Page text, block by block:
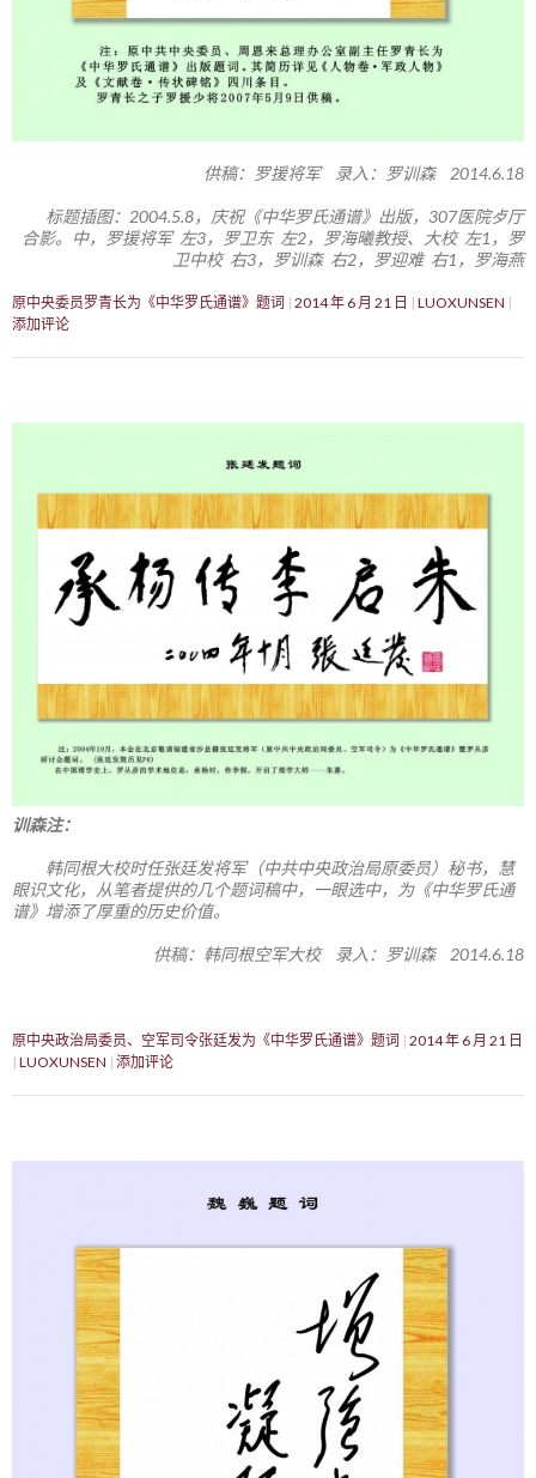
供稿：罗援将军 录入：罗训森 2014.6.18
标题插图：2004.5.8，庆祝《中华罗氏通谱》出版，307医院歺厅
合影。中，罗援将军 左3，罗卫东 左2，罗海曦教授、大校 左1，罗
卫中校 右3，罗训森 右2，罗迎难 右1，罗海燕
原中央委员罗青长为《中华罗氏通谱》题词 2014 年 6 月 21 日
LUOXUNSEN
添加评论
训森注：
韩同根大校时任张廷发将军（中共中央政治局原委员）秘书，慧
眼识文化，从笔者提供的几个题词稿中，一眼选中，为《中华罗氏通
谱》增添了厚重的历史价值。
供稿：韩同根空军大校 录入：罗训森 2014.6.18
原中央政治局委员、空军司令张廷发为《中华罗氏通谱》题词 2014 年 6 月 21 日
LUOXUNSEN 添加评论